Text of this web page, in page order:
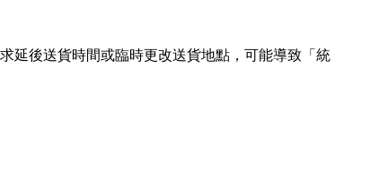
延後送貨時間或臨時更改送貨地點，可能導致「統